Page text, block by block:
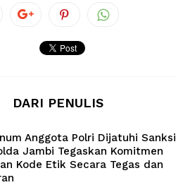
DARI PENULIS
Anggota Polri Dijatuhi Sanksi
Jambi Tegaskan Komitmen
Kode Etik Secara Tegas dan